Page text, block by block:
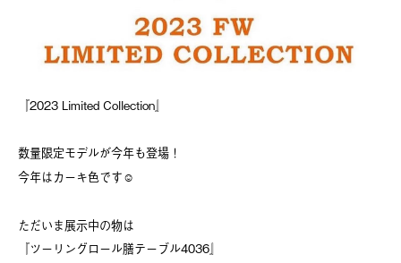
『2023 Limited Collection』
数量限定モデルが今年も登場！
今年はカーキ色です☺️
ただいま展示中の物は
『ツーリングロール膳テーブル4036』